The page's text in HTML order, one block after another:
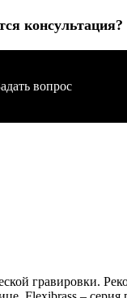
консультация?
вопрос
гравировки.